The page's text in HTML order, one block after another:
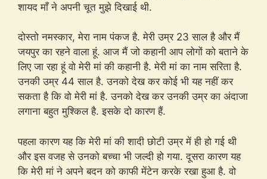
शायद माँ ने अपनी चूत मुझे दिखाई थी.
दोस्तो नमस्कार, मेरा नाम पंकज है. मेरी उम्र 23 साल है और मैं
जयपुर का रहने वाला हूं. आज मैं जो कहानी आप लोगों को बताने के
लिए जा रहा हूं वो मेरी मां की कहानी है. मेरी मां का नाम सरिता है.
उनकी उम्र 44 साल है. उनको देख कर कोई भी यह नहीं कर
सकता है कि वो मेरी मां है. उनको देख कर उनकी उम्र का अंदाजा
लगाना बहुत मुश्किल है. इसके दो कारण हैं.
पहला कारण यह कि मेरी मां की शादी छोटी उम्र में ही हो गई थी
और इस वजह से उनको बच्चा भी जल्दी हो गया. दूसरा कारण यह
कि मेरी मां ने अपने बदन को काफी मेंटेन करके रखा हुआ है. वो